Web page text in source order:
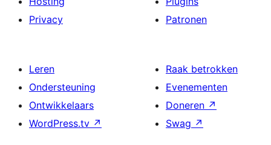
Privacy
Patronen
Leren
Ondersteuning
Ontwikkelaars
WordPress.tv ↗
Raak betrokken
Evenementen
Doneren ↗
Swag ↗